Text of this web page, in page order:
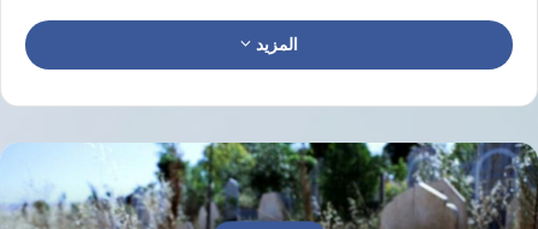
شن الطيران الإسرائيلي يستهدف قرى لبنانية
جنوب البلاد غارات عنيفة تركزت على حي البركة
في بلدة الدوير وأسفرت عن تدمير منازل عديدة.
وتسببت الغارة المذكورة في مقتل 8 مواطنين
وإصابة 2 آخرين بجروح متفاوتة نقلوا على إثرها
المزيد